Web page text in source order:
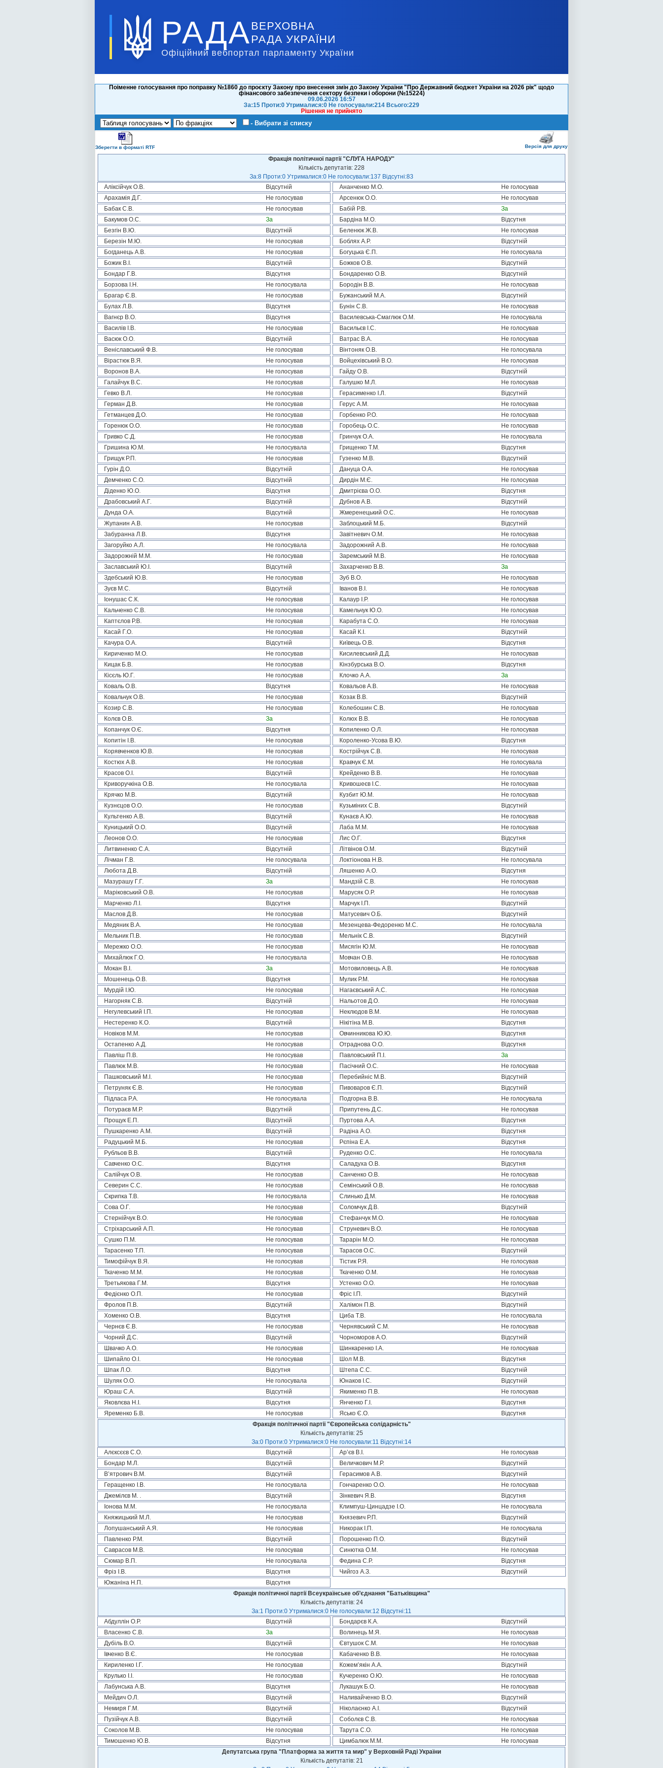
РАДА ВЕРХОВНА
РАДА УКРАЇНИ
Офіційний вебпортал парламенту України
Поіменне голосування про поправку №1860 до проєкту Закону про внесення змін до Закону України "Про Державний бюджет України на 2026 рік" щодо
фінансового забезпечення сектору безпеки і оборони (№15224)
09.06.2026 16:57
За:15 Проти:0 Утрималися:0 Не голосували:214 Всього:229
Рішення не прийнято
- Вибрати зі списку
Зберегти в форматі RTF Версія для друку
Фракція політичної партії "СЛУГА НАРОДУ"
Кількість депутатів: 228
За:8 Проти:0 Утрималися:0 Не голосували:137 Відсутні:83
Аліксійчук О.В.
Відсутній Ананченко М.О.
Не голосував
Арахамія Д.Г.
Не голосував Арсенюк О.О.
Не голосував
Бабак С.В.
Не голосував Бабій Р.В.
За
Бакумов О.С.
За Бардіна М.О.
Відсутня
Безгін В.Ю.
Відсутній Беленюк Ж.В.
Не голосував
Березін М.Ю.
Не голосував Боблях А.Р.
Відсутній
Богданець А.В.
Не голосував Богуцька Є.П.
Не голосувала
Божик В.І.
Відсутній Божков О.В.
Відсутній
Бондар Г.В.
Відсутня Бондаренко О.В.
Відсутній
Борзова І.Н.
Не голосувала Бородін В.В.
Не голосував
Брагар Є.В.
Не голосував Бужанський М.А.
Відсутній
Булах Л.В.
Відсутня Бунін С.В.
Не голосував
Вагнєр В.О.
Відсутня Василевська-Смаглюк О.М.
Не голосувала
Василів І.В.
Не голосував Васильєв І.С.
Не голосував
Васюк О.О.
Відсутній Ватрас В.А.
Не голосував
Веніславський Ф.В.
Не голосував Вінтоняк О.В.
Не голосувала
Вірастюк В.Я.
Не голосував Войцехівський В.О.
Не голосував
Воронов В.А.
Не голосував Гайду О.В.
Відсутній
Галайчук В.С.
Не голосував Галушко М.Л.
Не голосував
Гевко В.Л.
Не голосував Герасименко І.Л.
Відсутній
Герман Д.В.
Не голосував Герус А.М.
Не голосував
Гетманцев Д.О.
Не голосував Горбенко Р.О.
Не голосував
Горенюк О.О.
Не голосував Горобець О.С.
Не голосував
Гривко С.Д.
Не голосував Гринчук О.А.
Не голосувала
Гришина Ю.М.
Не голосувала Грищенко Т.М.
Відсутня
Грищук Р.П.
Не голосував Гузенко М.В.
Відсутній
Гурін Д.О.
Відсутній Дануца О.А.
Не голосував
Демченко С.О.
Відсутній Дирдін М.Є.
Не голосував
Діденко Ю.О.
Відсутня Дмитрієва О.О.
Відсутня
Драбовський А.Г.
Відсутній Дубнов А.В.
Відсутній
Дунда О.А.
Відсутній Жмеренецький О.С.
Не голосував
Жупанин А.В.
Не голосував Заблоцький М.Б.
Відсутній
Забуранна Л.В.
Відсутня Завітневич О.М.
Не голосував
Загоруйко А.Л.
Не голосувала Задорожний А.В.
Не голосував
Задорожній М.М.
Не голосував Заремський М.В.
Не голосував
Заславський Ю.І.
Відсутній Захарченко В.В.
За
Здебський Ю.В.
Не голосував Зуб В.О.
Не голосував
Зуєв М.С.
Відсутній Іванов В.І.
Не голосував
Іонушас С.К.
Не голосував Калаур І.Р.
Не голосував
Кальченко С.В.
Не голосував Камельчук Ю.О.
Не голосував
Каптєлов Р.В.
Не голосував Карабута С.О.
Не голосував
Касай Г.О.
Не голосував Касай К.І.
Відсутній
Качура О.А.
Відсутній Київець О.В.
Відсутня
Кириченко М.О.
Не голосував Кисилевський Д.Д.
Не голосував
Кицак Б.В.
Не голосував Кінзбурська В.О.
Відсутня
Кісєль Ю.Г.
Не голосував Клочко А.А.
За
Коваль О.В.
Відсутня Ковальов А.В.
Не голосував
Ковальчук О.В.
Не голосував Козак В.В.
Відсутній
Козир С.В.
Не голосував Колебошин С.В.
Не голосував
Колєв О.В.
За Колюх В.В.
Не голосував
Копанчук О.Є.
Відсутня Копиленко О.Л.
Не голосував
Копитін І.В.
Не голосував Короленко-Усова В.Ю.
Відсутня
Корявченков Ю.В.
Не голосував Кострійчук С.В.
Не голосував
Костюх А.В.
Не голосував Кравчук Є.М.
Не голосувала
Красов О.І.
Відсутній Крейденко В.В.
Не голосував
Криворучкіна О.В.
Не голосувала Кривошеєв І.С.
Не голосував
Крячко М.В.
Відсутній Кузбит Ю.М.
Не голосував
Кузнєцов О.О.
Не голосував Кузьміних С.В.
Відсутній
Культенко А.В.
Відсутній Кунаєв А.Ю.
Не голосував
Куницький О.О.
Відсутній Лаба М.М.
Не голосував
Леонов О.О.
Не голосував Лис О.Г.
Відсутня
Литвиненко С.А.
Відсутній Літвінов О.М.
Відсутній
Лічман Г.В.
Не голосувала Локтіонова Н.В.
Не голосувала
Любота Д.В.
Відсутній Ляшенко А.О.
Відсутня
Мазурашу Г.Г.
За Мандзій С.В.
Не голосував
Маріковський О.В.
Не голосував Марусяк О.Р.
Не голосував
Марченко Л.І.
Відсутня Марчук І.П.
Відсутній
Маслов Д.В.
Не голосував Матусевич О.Б.
Відсутній
Медяник В.А.
Не голосував Мезенцева-Федоренко М.С.
Не голосувала
Мельник П.В.
Не голосував Мельнік С.В.
Відсутній
Мережко О.О.
Не голосував Мисягін Ю.М.
Не голосував
Михайлюк Г.О.
Не голосувала Мовчан О.В.
Не голосував
Мокан В.І.
За Мотовиловець А.В.
Не голосував
Мошенець О.В.
Відсутня Мулик Р.М.
Не голосував
Мурдій І.Ю.
Не голосував Нагаєвський А.С.
Не голосував
Нагорняк С.В.
Відсутній Нальотов Д.О.
Не голосував
Негулевський І.П.
Не голосував Неклюдов В.М.
Не голосував
Нестеренко К.О.
Відсутній Нікітіна М.В.
Відсутня
Новіков М.М.
Не голосував Овчинникова Ю.Ю.
Відсутня
Остапенко А.Д.
Не голосував Отраднова О.О.
Відсутня
Павліш П.В.
Не голосував Павловський П.І.
За
Павлюк М.В.
Не голосував Пасічний О.С.
Не голосував
Пашковський М.І.
Не голосував Перебийніс М.В.
Відсутній
Петруняк Є.В.
Не голосував Пивоваров Є.П.
Відсутній
Підласа Р.А.
Не голосувала Подгорна В.В.
Не голосувала
Потураєв М.Р.
Відсутній Припутень Д.С.
Не голосував
Прощук Е.П.
Відсутній Пуртова А.А.
Відсутня
Пушкаренко А.М.
Відсутній Радіна А.О.
Відсутня
Радуцький М.Б.
Не голосував Рєпіна Е.А.
Відсутня
Рубльов В.В.
Відсутній Руденко О.С.
Не голосувала
Савченко О.С.
Відсутня Саладуха О.В.
Відсутня
Салійчук О.В.
Не голосував Санченко О.В.
Не голосував
Северин С.С.
Не голосував Семінський О.В.
Не голосував
Скрипка Т.В.
Не голосувала Слинько Д.М.
Не голосував
Сова О.Г.
Не голосував Соломчук Д.В.
Відсутній
Стернійчук В.О.
Не голосував Стефанчук М.О.
Не голосував
Стріхарський А.П.
Не голосував Струневич В.О.
Не голосував
Сушко П.М.
Не голосував Тарарін М.О.
Не голосував
Тарасенко Т.П.
Не голосував Тарасов О.С.
Відсутній
Тимофійчук В.Я.
Не голосував Тістик Р.Я.
Не голосував
Ткаченко М.М.
Не голосував Ткаченко О.М.
Не голосував
Третьякова Г.М.
Відсутня Устенко О.О.
Не голосував
Федієнко О.П.
Не голосував Фріс І.П.
Відсутній
Фролов П.В.
Відсутній Халімон П.В.
Відсутній
Хоменко О.В.
Відсутня Циба Т.В.
Не голосувала
Чернєв Є.В.
Не голосував Чернявський С.М.
Не голосував
Чорний Д.С.
Відсутній Чорноморов А.О.
Відсутній
Швачко А.О.
Не голосував Шинкаренко І.А.
Не голосував
Шипайло О.І.
Не голосував Шол М.В.
Відсутня
Шпак Л.О.
Відсутня Штепа С.С.
Відсутній
Шуляк О.О.
Не голосувала Юнаков І.С.
Відсутній
Юраш С.А.
Відсутній Якименко П.В.
Не голосував
Яковлєва Н.І.
Відсутня Янченко Г.І.
Відсутня
Яременко Б.В.
Не голосував Ясько Є.О.
Відсутня
Фракція політичної партії "Європейська солідарність"
Кількість депутатів: 25
За:0 Проти:0 Утрималися:0 Не голосували:11 Відсутні:14
Алєксєєв С.О.
Відсутній Ар’єв В.І.
Не голосував
Бондар М.Л.
Відсутній Величкович М.Р.
Відсутній
В’ятрович В.М.
Відсутній Герасимов А.В.
Відсутній
Геращенко І.В.
Не голосувала Гончаренко О.О.
Не голосував
Джемілєв М. .
Відсутній Зінкевич Я.В.
Відсутня
Іонова М.М.
Не голосувала Климпуш-Цинцадзе І.О.
Не голосувала
Княжицький М.Л.
Не голосував Князевич Р.П.
Відсутній
Лопушанський А.Я.
Не голосував Никорак І.П.
Не голосувала
Павленко Р.М.
Відсутній Порошенко П.О.
Відсутній
Саврасов М.В.
Не голосував Синютка О.М.
Не голосував
Сюмар В.П.
Не голосувала Федина С.Р.
Відсутня
Фріз І.В.
Відсутня Чийгоз А.З.
Відсутній
Южаніна Н.П.
Відсутня
Фракція політичної партії Всеукраїнське об’єднання "Батьківщина"
Кількість депутатів: 24
За:1 Проти:0 Утрималися:0 Не голосували:12 Відсутні:11
Абдуллін О.Р.
Відсутній Бондарєв К.А.
Відсутній
Власенко С.В.
За Волинець М.Я.
Не голосував
Дубіль В.О.
Відсутній Євтушок С.М.
Не голосував
Івченко В.Є.
Не голосував Кабаченко В.В.
Не голосував
Кириленко І.Г.
Не голосував Кожем’якін А.А.
Відсутній
Крулько І.І.
Не голосував Кучеренко О.Ю.
Не голосував
Лабунська А.В.
Відсутня Лукашук Б.О.
Не голосував
Мейдич О.Л.
Відсутній Наливайченко В.О.
Відсутній
Немиря Г.М.
Відсутній Ніколаєнко А.І.
Відсутній
Пузійчук А.В.
Відсутній Соболєв С.В.
Не голосував
Соколов М.В.
Не голосував Тарута С.О.
Не голосував
Тимошенко Ю.В.
Відсутня Цимбалюк М.М.
Не голосував
Депутатська група "Платформа за життя та мир" у Верховній Раді України
Кількість депутатів: 21